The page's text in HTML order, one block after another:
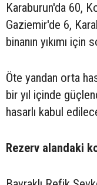
Karaburun'da 60,
Gaziemir'de 6,
binanın yıkımı
Öte yandan orta
bir yıl içinde
hasarlı kabul
Rezerv alandaki